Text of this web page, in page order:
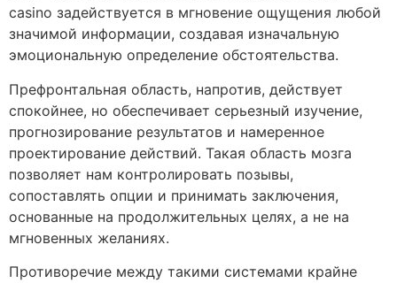
casino задействуется в мгновение ощущения любой
значимой информации, создавая изначальную
эмоциональную определение обстоятельства.
Префронтальная область, напротив, действует
спокойнее, но обеспечивает серьезный изучение,
прогнозирование результатов и намеренное
проектирование действий. Такая область мозга
позволяет нам контролировать позывы,
сопоставлять опции и принимать заключения,
основанные на продолжительных целях, а не на
мгновенных желаниях.
Противоречие между такими системами крайне